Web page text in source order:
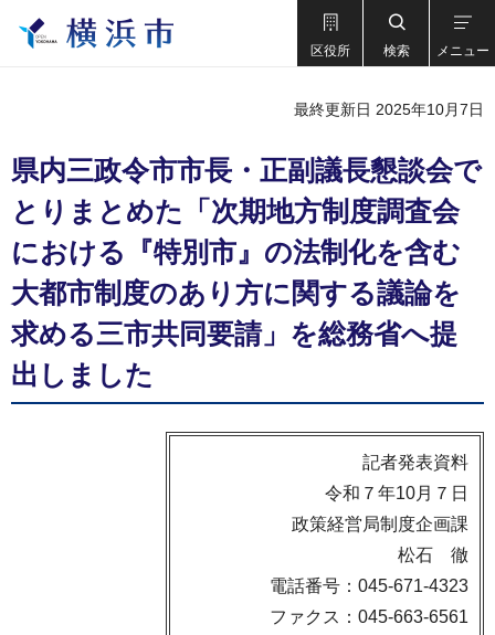
区役所 検索 メニュー
最終更新日 2025年10月7日
県内三政令市市長・正副議長懇談会で
とりまとめた「次期地方制度調査会
における『特別市』の法制化を含む
大都市制度のあり方に関する議論を
求める三市共同要請」を総務省へ提
出しました
記者発表資料
令和７年10月７日
政策経営局制度企画課
松石 徹
電話番号：045-671-4323
ファクス：045-663-6561